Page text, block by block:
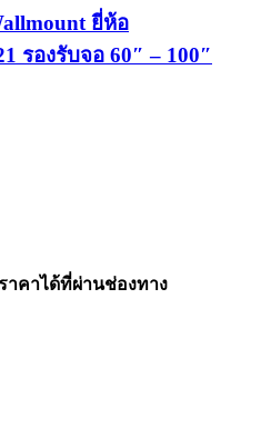
ยี่ห้อ
รองรับจอ 60″ – 100″
าคาได้ที่ผ่านช่องทาง